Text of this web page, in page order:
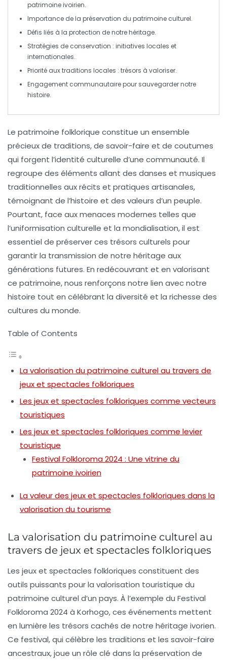
patrimoine ivoirien.
Importance de la préservation du patrimoine culturel.
Défis liés à la protection de notrehéritage.
Stratégies de conservation : initiatives locales et
internationales.
Priorité auxtraditions locales : trésors à valoriser.
Engagement communautairepour sauvegarder notre
histoire.
Le patrimoine folklorique constitue un ensemble
précieux de traditions, de savoir-faire et de coutumes
qui forgent l’identité culturelle d’une communauté. Il
regroupe des éléments allant des danses et musiques
traditionnelles aux récits et pratiques artisanales,
témoignant de l’histoire et des valeurs d’un peuple.
Pourtant, face aux menaces modernes telles que
l’uniformisation culturelle et la mondialisation, il est
essentiel de préserver ces trésors culturels pour
garantir la transmission de notre héritage aux
générations futures. En redécouvrant et en valorisant
ce patrimoine, nous renforçons notre lien avec notre
histoire tout en célébrant la diversité et la richesse des
cultures du monde.
Table of Contents
La valorisation du patrimoine culturel au travers de
jeux et spectacles folkloriques
Les jeux et spectacles folkloriques comme vecteurs
touristiques
Les jeux et spectacles folkloriques comme levier
touristique
Festival Folkloroma 2024 : Une vitrine du
patrimoine ivoirien
La valeur des jeux et spectacles folkloriques dans la
valorisation du tourisme
La valorisation du patrimoine culturel au
travers de jeux et spectacles folkloriques
Les jeux et spectacles folkloriques constituent des
outils puissants pour la valorisation touristique du
patrimoine culturel d’un pays. À l’exemple du Festival
Folkloroma 2024 à Korhogo, ces événements mettent
en lumière les trésors cachés de notre héritage ivorien.
Ce festival, qui célèbre les traditions et les savoir-faire
ancestraux, joue un rôle clé dans la préservation de